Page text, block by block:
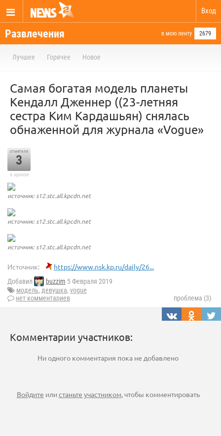
Вход
Развлечения в мою ленту 2679
Лучшее Горячее Новое
Самая богатая модель планеты
Кендалл Дженнер ((23-летняя
сестра Ким Кардашьян) снялась
обнаженной для журнала «Vogue»
отметили
3
в архиве
источник: s12.stc.all.kpcdn.net
источник: s12.stc.all.kpcdn.net
источник: s12.stc.all.kpcdn.net
Источник: https://www.nsk.kp.ru/daily/26...
Добавил buzzim 5 Февраля 2019
модель, девушка, vogue
нет комментариев
проблема (3)
Комментарии участников:
Ни одного комментария пока не добавлено
Войдите илистаньте участником , чтобы комментировать